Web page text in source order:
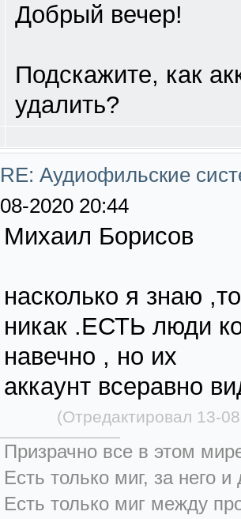
Добрый вечер!
Подскажите, как
удалить?
RE: Аудиофильские
08-2020 20:44
Михаил Борисов
насколько я знаю
никак .ЕСТЬ люди
навечно , но их
аккаунт всеравно
(Отредактировал 13-
Призрачно все в этом
Есть только миг, за него
Есть только миг между